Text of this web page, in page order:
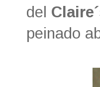
del
peinado